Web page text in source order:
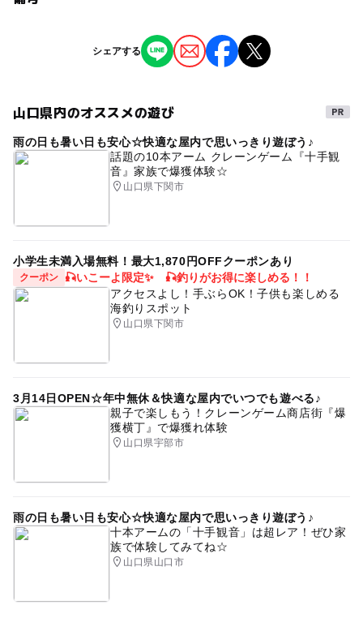
※掲載の情報は天候や主催者側の都合などにより変更にな
ることがあります。
シェアする
山口県内のオススメの遊び
雨の日も暑い日も安心☆快適な屋内で思いっきり遊ぼう♪
話題の10本アーム クレーンゲーム『十手観
音』家族で爆獲体験☆
山口県下関市
小学生未満入場無料！最大1,870円OFFクーポンあり
クーポン 🎣いこーよ限定✨ 🎣釣りがお得に楽しめる！！
アクセスよし！手ぶらOK！子供も楽しめる
海釣りスポット
山口県下関市
3月14日OPEN☆年中無休＆快適な屋内でいつでも遊べる♪
親子で楽しもう！クレーンゲーム商店街『爆
獲横丁』で爆獲れ体験
山口県宇部市
雨の日も暑い日も安心☆快適な屋内で思いっきり遊ぼう♪
十本アームの「十手観音」は超レア！ぜひ家
族で体験してみてね☆
山口県山口市